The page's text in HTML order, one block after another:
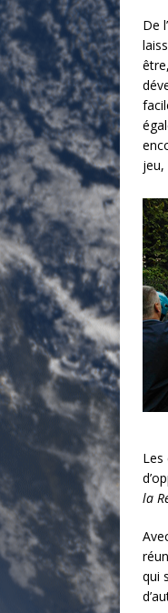
De
jeu,
Les
la
qui